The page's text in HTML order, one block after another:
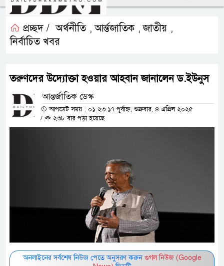
প্রচ্ছদ / অর্থনীতি ,আর্ন্তজাতিক ,জাতীয় ,
নির্বাচিত খবর
তরুণদের উদ্যোক্তা হওয়ার আহবান জানালেন ড.ইউনুস
আন্তর্জাতিক ডেস্ক
আপডেট সময় : ০১:২৩:১৭ পূর্বাহ্ন, শুক্রবার, ৪ এপ্রিল ২০২৫
/
২৩৮ বার পড়া হয়েছে
অনলাইনের সর্বশেষ নিউজ পেতে অনুসরণ করুন গুগল নিউজ (Google